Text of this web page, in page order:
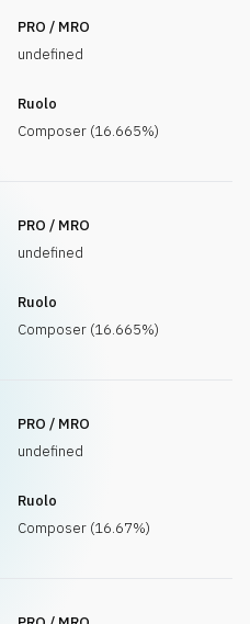
PRO / MRO
undefined
Ruolo
Composer (16.665%)
PRO / MRO
undefined
Ruolo
Composer (16.665%)
PRO / MRO
undefined
Ruolo
Composer (16.67%)